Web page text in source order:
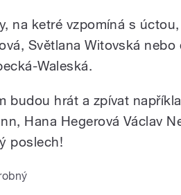
na ketré vzpomíná s
Světlana Witovská
Waleská.
budou hrát a zpívat
Hana Hegerová Václav
poslech!